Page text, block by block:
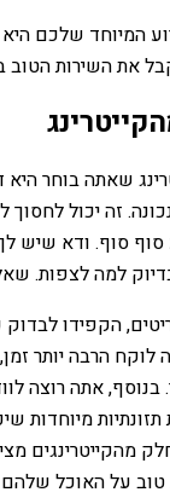
המיוחד שלכם
את השירות
שאתה בוחר היא
זה יכול לחסוך
סוף סוף. ודא שיש
למה לצפות.
הקפידו
לוקח הרבה יותר
בנוסף, אתה רוצה
מיוחדות
מהקייטרינגים
על האוכל